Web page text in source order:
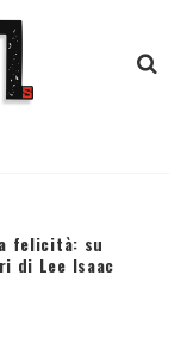
felicità: su
di Lee Isaac